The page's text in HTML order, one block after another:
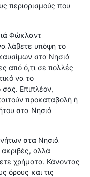
περιορισμούς που
Φώκλαντ
λάβετε υπόψη το
στα Νησιά
από ό,τι σε πολλές
να το
σας. Επιπλέον,
προκαταβολή ή
στα Νησιά
στα Νησιά
αλλά
χρήματα. Κάνοντας
όρους και τις